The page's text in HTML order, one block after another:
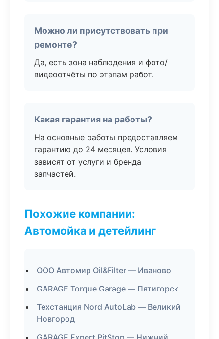
Можно ли присутствовать при
ремонте?
Да, есть зона наблюдения и фото/
видеоотчёты по этапам работ.
Какая гарантия на работы?
На основные работы предоставляем
гарантию до 24 месяцев. Условия
зависят от услуги и бренда
запчастей.
Похожие компании:
Автомойка и детейлинг
ООО Автомир Oil&Filter — Иваново
GARAGE Torque Garage — Пятигорск
Техстанция Nord AutoLab — Великий
Новгород
GARAGE Expert PitStop — Нижний